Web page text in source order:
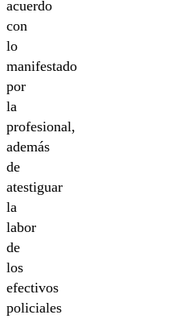
acuerdo
con
lo
manifestado
por
la
profesional,
además
de
atestiguar
la
labor
de
los
efectivos
policiales